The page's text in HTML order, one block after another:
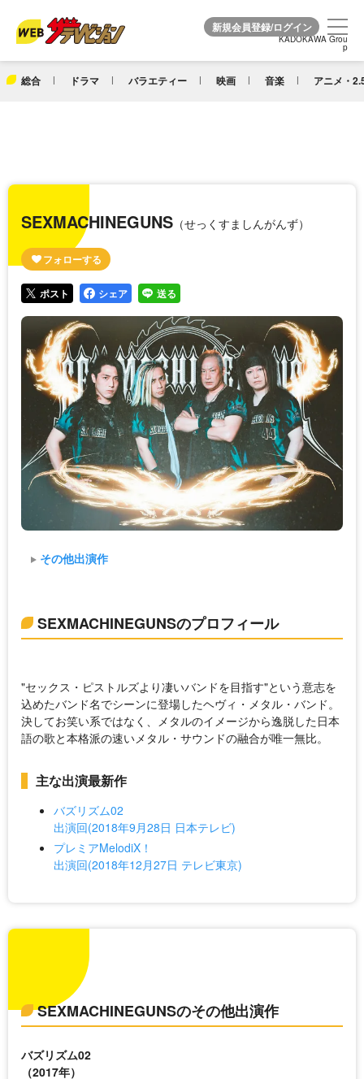
KADOKAWA Grou
p
総合 ドラマ バラエティー 映画 音楽 アニメ・
KADOKAWA Grou
p
SEXMACHINEGUNS （せっくすましんがんず）
ポスト シェア 送る
その他出演作
SEXMACHINEGUNSのプロフィール
"セックス・ピストルズより凄いバンドを目指す"という意志を
込めたバンド名でシーンに登場したヘヴィ・メタル・バンド。
決してお笑い系ではなく、メタルのイメージから逸脱した日本
語の歌と本格派の速いメタル・サウンドの融合が唯一無比。
主な出演最新作
バズリズム02
出演回(2018年9月28日 日本テレビ)
プレミアMelodiX！
出演回(2018年12月27日 テレビ東京)
SEXMACHINEGUNSのその他出演作
バズリズム02
（2017年）